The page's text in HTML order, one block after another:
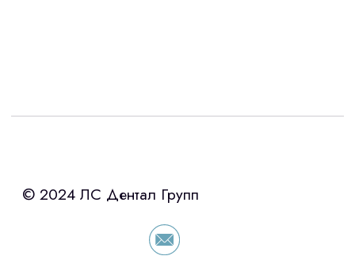
Интересует лизинг?
«Уралпромлизинг» подберем выгодные
условия по лизингу оборудования,
просто оставьте контакты чтобы мы
сориентировали по условиям